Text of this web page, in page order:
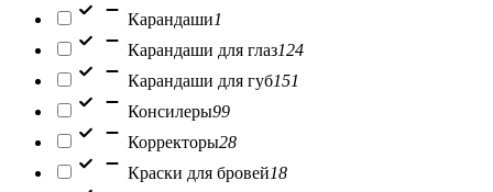
Карандаши1
Карандаши для глаз124
Карандаши для губ151
Консилеры99
Корректоры28
Краски для бровей18